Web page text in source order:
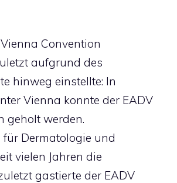
Convention
aufgrund des
hinweg einstellte: In
Vienna konnte der EADV
geholt werden.
Dermatologie und
vielen Jahren die
gastierte der EADV